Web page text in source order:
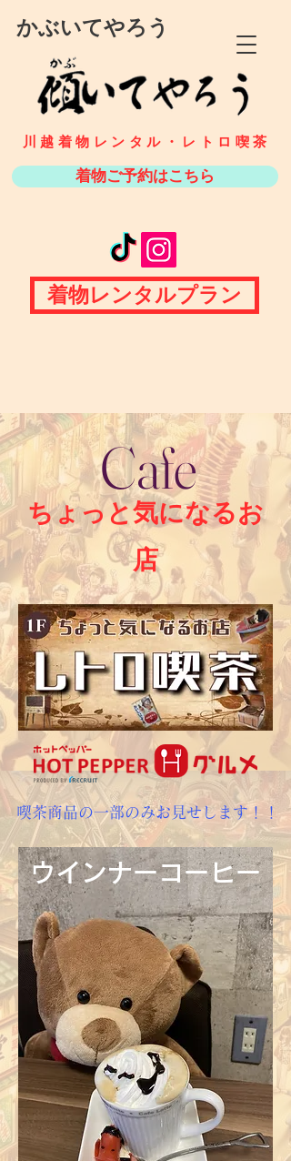
​かぶいてやろう
川越着物レンタル・ ​​レトロ喫茶
着物ご予約はこちら
着物レンタルプラン
Cafe
​ちょっと気になるお
店
喫茶商品の一部のみお見せします！！
ウインナーコーヒー